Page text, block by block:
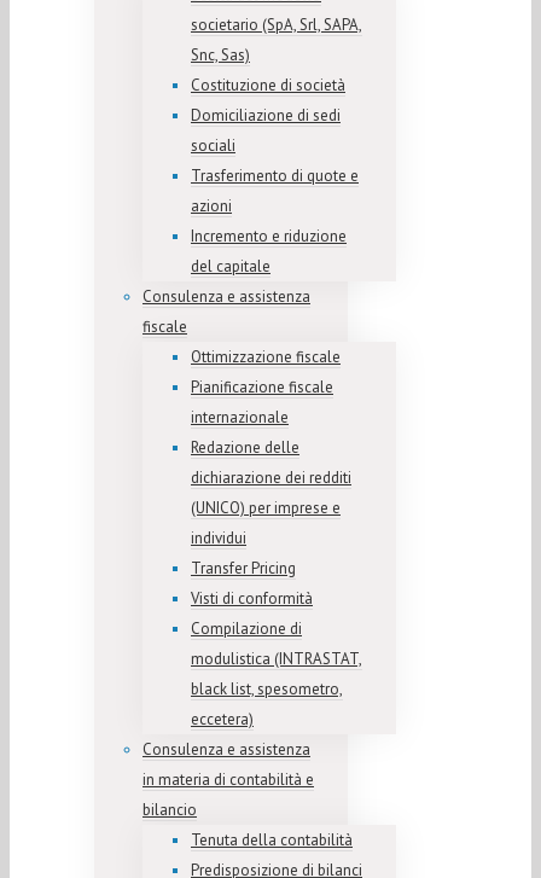
societario (SpA, Srl, SAPA,
Snc, Sas)
Costituzione di società
Domiciliazione di sedi
sociali
Trasferimento di quote e
azioni
Incremento e riduzione
del capitale
Consulenza e assistenza
fiscale
Ottimizzazione fiscale
Pianificazione fiscale
internazionale
Redazione delle
dichiarazione dei redditi
(UNICO) per imprese e
individui
Transfer Pricing
Visti di conformità
Compilazione di
modulistica (INTRASTAT,
black list, spesometro,
eccetera)
Consulenza e assistenza
in materia di contabilità e
bilancio
Tenuta della contabilità
Predisposizione di bilanci